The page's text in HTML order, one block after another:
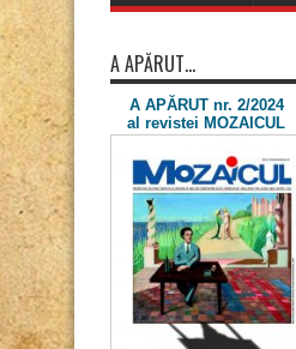
A APĂRUT…
A APĂRUT nr. 2/2024
al revistei MOZAICUL